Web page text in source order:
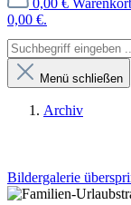
0,00 €
0,00 €.
Menü schließen
Archiv
Bildergalerie